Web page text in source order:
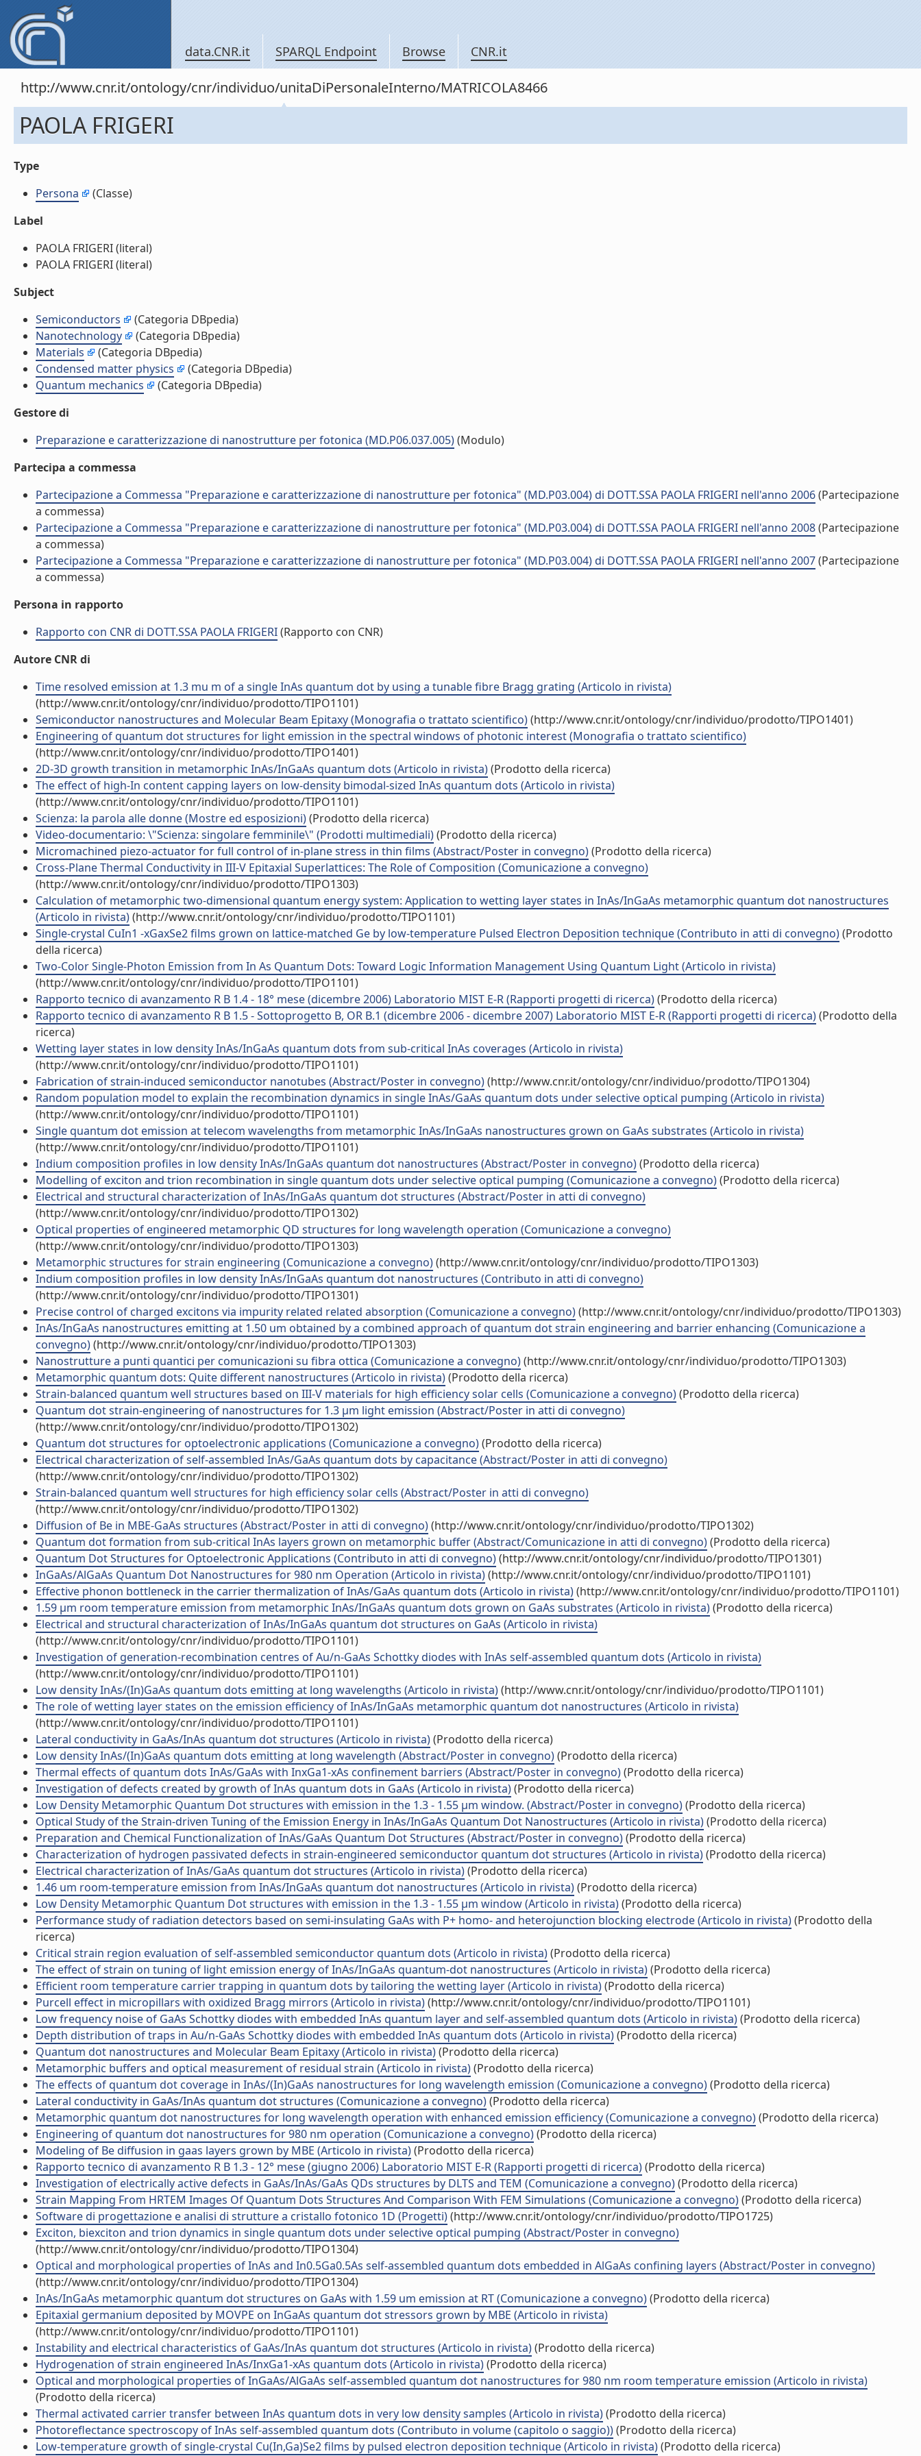
data.CNR.it SPARQL Endpoint Browse CNR.it
http://www.cnr.it/ontology/cnr/individuo/unitaDiPersonaleInterno/MATRICOLA8466
PAOLA FRIGERI
Type
Persona
(Classe)
Label
PAOLA FRIGERI (literal)
PAOLA FRIGERI (literal)
Subject
Semiconductors
(Categoria DBpedia)
Nanotechnology
(Categoria DBpedia)
Materials
(Categoria DBpedia)
Condensed matter physics
(Categoria DBpedia)
Quantum mechanics
(Categoria DBpedia)
Gestore di
Preparazione e caratterizzazione di nanostrutture per fotonica (MD.P06.037.005)(Modulo)
Partecipa a commessa
Partecipazione a Commessa "Preparazione e caratterizzazione di nanostrutture per fotonica" (MD.P03.004) di DOTT.SSA PAOLA FRIGERI nell'anno 2006(Partecipazione
a commessa)
Partecipazione a Commessa "Preparazione e caratterizzazione di nanostrutture per fotonica" (MD.P03.004) di DOTT.SSA PAOLA FRIGERI nell'anno 2008(Partecipazione
a commessa)
Partecipazione a Commessa "Preparazione e caratterizzazione di nanostrutture per fotonica" (MD.P03.004) di DOTT.SSA PAOLA FRIGERI nell'anno 2007(Partecipazione
a commessa)
Persona in rapporto
Rapporto con CNR di DOTT.SSA PAOLA FRIGERI(Rapporto con CNR)
Autore CNR di
Time resolved emission at 1.3 mu m of a single InAs quantum dot by using a tunable fibre Bragg grating (Articolo in rivista)
(http://www.cnr.it/ontology/cnr/individuo/prodotto/TIPO1101)
Semiconductor nanostructures and Molecular Beam Epitaxy (Monografia o trattato scientifico)(http://www.cnr.it/ontology/cnr/individuo/prodotto/TIPO1401)
Engineering of quantum dot structures for light emission in the spectral windows of photonic interest (Monografia o trattato scientifico)
(http://www.cnr.it/ontology/cnr/individuo/prodotto/TIPO1401)
2D-3D growth transition in metamorphic InAs/InGaAs quantum dots (Articolo in rivista)(Prodotto della ricerca)
The effect of high-In content capping layers on low-density bimodal-sized InAs quantum dots (Articolo in rivista)
(http://www.cnr.it/ontology/cnr/individuo/prodotto/TIPO1101)
Scienza: la parola alle donne (Mostre ed esposizioni)(Prodotto della ricerca)
Video-documentario: \"Scienza: singolare femminile\" (Prodotti multimediali)(Prodotto della ricerca)
Micromachined piezo-actuator for full control of in-plane stress in thin films (Abstract/Poster in convegno)(Prodotto della ricerca)
Cross-Plane Thermal Conductivity in III-V Epitaxial Superlattices: The Role of Composition (Comunicazione a convegno)
(http://www.cnr.it/ontology/cnr/individuo/prodotto/TIPO1303)
Calculation of metamorphic two-dimensional quantum energy system: Application to wetting layer states in InAs/InGaAs metamorphic quantum dot nanostructures
(Articolo in rivista)(http://www.cnr.it/ontology/cnr/individuo/prodotto/TIPO1101)
Single-crystal CuIn1 -xGaxSe2 films grown on lattice-matched Ge by low-temperature Pulsed Electron Deposition technique (Contributo in atti di convegno)(Prodotto
della ricerca)
Two-Color Single-Photon Emission from In As Quantum Dots: Toward Logic Information Management Using Quantum Light (Articolo in rivista)
(http://www.cnr.it/ontology/cnr/individuo/prodotto/TIPO1101)
Rapporto tecnico di avanzamento R B 1.4 - 18° mese (dicembre 2006) Laboratorio MIST E-R (Rapporti progetti di ricerca)(Prodotto della ricerca)
Rapporto tecnico di avanzamento R B 1.5 - Sottoprogetto B, OR B.1 (dicembre 2006 - dicembre 2007) Laboratorio MIST E-R (Rapporti progetti di ricerca)(Prodotto della
ricerca)
Wetting layer states in low density InAs/InGaAs quantum dots from sub-critical InAs coverages (Articolo in rivista)
(http://www.cnr.it/ontology/cnr/individuo/prodotto/TIPO1101)
Fabrication of strain-induced semiconductor nanotubes (Abstract/Poster in convegno)(http://www.cnr.it/ontology/cnr/individuo/prodotto/TIPO1304)
Random population model to explain the recombination dynamics in single InAs/GaAs quantum dots under selective optical pumping (Articolo in rivista)
(http://www.cnr.it/ontology/cnr/individuo/prodotto/TIPO1101)
Single quantum dot emission at telecom wavelengths from metamorphic InAs/InGaAs nanostructures grown on GaAs substrates (Articolo in rivista)
(http://www.cnr.it/ontology/cnr/individuo/prodotto/TIPO1101)
Indium composition profiles in low density InAs/InGaAs quantum dot nanostructures (Abstract/Poster in convegno)(Prodotto della ricerca)
Modelling of exciton and trion recombination in single quantum dots under selective optical pumping (Comunicazione a convegno)(Prodotto della ricerca)
Electrical and structural characterization of InAs/InGaAs quantum dot structures (Abstract/Poster in atti di convegno)
(http://www.cnr.it/ontology/cnr/individuo/prodotto/TIPO1302)
Optical properties of engineered metamorphic QD structures for long wavelength operation (Comunicazione a convegno)
(http://www.cnr.it/ontology/cnr/individuo/prodotto/TIPO1303)
Metamorphic structures for strain engineering (Comunicazione a convegno)(http://www.cnr.it/ontology/cnr/individuo/prodotto/TIPO1303)
Indium composition profiles in low density InAs/InGaAs quantum dot nanostructures (Contributo in atti di convegno)
(http://www.cnr.it/ontology/cnr/individuo/prodotto/TIPO1301)
Precise control of charged excitons via impurity related related absorption (Comunicazione a convegno)(http://www.cnr.it/ontology/cnr/individuo/prodotto/TIPO1303)
InAs/InGaAs nanostructures emitting at 1.50 um obtained by a combined approach of quantum dot strain engineering and barrier enhancing (Comunicazione a
convegno)(http://www.cnr.it/ontology/cnr/individuo/prodotto/TIPO1303)
Nanostrutture a punti quantici per comunicazioni su fibra ottica (Comunicazione a convegno)(http://www.cnr.it/ontology/cnr/individuo/prodotto/TIPO1303)
Metamorphic quantum dots: Quite different nanostructures (Articolo in rivista)(Prodotto della ricerca)
Strain-balanced quantum well structures based on III-V materials for high efficiency solar cells (Comunicazione a convegno)(Prodotto della ricerca)
Quantum dot strain-engineering of nanostructures for 1.3 µm light emission (Abstract/Poster in atti di convegno)
(http://www.cnr.it/ontology/cnr/individuo/prodotto/TIPO1302)
Quantum dot structures for optoelectronic applications (Comunicazione a convegno)(Prodotto della ricerca)
Electrical characterization of self-assembled InAs/GaAs quantum dots by capacitance (Abstract/Poster in atti di convegno)
(http://www.cnr.it/ontology/cnr/individuo/prodotto/TIPO1302)
Strain-balanced quantum well structures for high efficiency solar cells (Abstract/Poster in atti di convegno)
(http://www.cnr.it/ontology/cnr/individuo/prodotto/TIPO1302)
Diffusion of Be in MBE-GaAs structures (Abstract/Poster in atti di convegno)(http://www.cnr.it/ontology/cnr/individuo/prodotto/TIPO1302)
Quantum dot formation from sub-critical InAs layers grown on metamorphic buffer (Abstract/Comunicazione in atti di convegno)(Prodotto della ricerca)
Quantum Dot Structures for Optoelectronic Applications (Contributo in atti di convegno)(http://www.cnr.it/ontology/cnr/individuo/prodotto/TIPO1301)
InGaAs/AlGaAs Quantum Dot Nanostructures for 980 nm Operation (Articolo in rivista)(http://www.cnr.it/ontology/cnr/individuo/prodotto/TIPO1101)
Effective phonon bottleneck in the carrier thermalization of InAs/GaAs quantum dots (Articolo in rivista)(http://www.cnr.it/ontology/cnr/individuo/prodotto/TIPO1101)
1.59 µm room temperature emission from metamorphic InAs/InGaAs quantum dots grown on GaAs substrates (Articolo in rivista)(Prodotto della ricerca)
Electrical and structural characterization of InAs/InGaAs quantum dot structures on GaAs (Articolo in rivista)
(http://www.cnr.it/ontology/cnr/individuo/prodotto/TIPO1101)
Investigation of generation-recombination centres of Au/n-GaAs Schottky diodes with InAs self-assembled quantum dots (Articolo in rivista)
(http://www.cnr.it/ontology/cnr/individuo/prodotto/TIPO1101)
Low density InAs/(In)GaAs quantum dots emitting at long wavelengths (Articolo in rivista)(http://www.cnr.it/ontology/cnr/individuo/prodotto/TIPO1101)
The role of wetting layer states on the emission efficiency of InAs/InGaAs metamorphic quantum dot nanostructures (Articolo in rivista)
(http://www.cnr.it/ontology/cnr/individuo/prodotto/TIPO1101)
Lateral conductivity in GaAs/InAs quantum dot structures (Articolo in rivista)(Prodotto della ricerca)
Low density InAs/(In)GaAs quantum dots emitting at long wavelength (Abstract/Poster in convegno)(Prodotto della ricerca)
Thermal effects of quantum dots InAs/GaAs with InxGa1-xAs confinement barriers (Abstract/Poster in convegno)(Prodotto della ricerca)
Investigation of defects created by growth of InAs quantum dots in GaAs (Articolo in rivista)(Prodotto della ricerca)
Low Density Metamorphic Quantum Dot structures with emission in the 1.3 - 1.55 µm window. (Abstract/Poster in convegno)(Prodotto della ricerca)
Optical Study of the Strain-driven Tuning of the Emission Energy in InAs/InGaAs Quantum Dot Nanostructures (Articolo in rivista)(Prodotto della ricerca)
Preparation and Chemical Functionalization of InAs/GaAs Quantum Dot Structures (Abstract/Poster in convegno)(Prodotto della ricerca)
Characterization of hydrogen passivated defects in strain-engineered semiconductor quantum dot structures (Articolo in rivista)(Prodotto della ricerca)
Electrical characterization of InAs/GaAs quantum dot structures (Articolo in rivista)(Prodotto della ricerca)
1.46 um room-temperature emission from InAs/InGaAs quantum dot nanostructures (Articolo in rivista)(Prodotto della ricerca)
Low Density Metamorphic Quantum Dot structures with emission in the 1.3 - 1.55 µm window (Articolo in rivista)(Prodotto della ricerca)
Performance study of radiation detectors based on semi-insulating GaAs with P+ homo- and heterojunction blocking electrode (Articolo in rivista)(Prodotto della
ricerca)
Critical strain region evaluation of self-assembled semiconductor quantum dots (Articolo in rivista)(Prodotto della ricerca)
The effect of strain on tuning of light emission energy of InAs/InGaAs quantum-dot nanostructures (Articolo in rivista)(Prodotto della ricerca)
Efficient room temperature carrier trapping in quantum dots by tailoring the wetting layer (Articolo in rivista)(Prodotto della ricerca)
Purcell effect in micropillars with oxidized Bragg mirrors (Articolo in rivista)(http://www.cnr.it/ontology/cnr/individuo/prodotto/TIPO1101)
Low frequency noise of GaAs Schottky diodes with embedded InAs quantum layer and self-assembled quantum dots (Articolo in rivista)(Prodotto della ricerca)
Depth distribution of traps in Au/n-GaAs Schottky diodes with embedded InAs quantum dots (Articolo in rivista)(Prodotto della ricerca)
Quantum dot nanostructures and Molecular Beam Epitaxy (Articolo in rivista)(Prodotto della ricerca)
Metamorphic buffers and optical measurement of residual strain (Articolo in rivista)(Prodotto della ricerca)
The effects of quantum dot coverage in InAs/(In)GaAs nanostructures for long wavelength emission (Comunicazione a convegno)(Prodotto della ricerca)
Lateral conductivity in GaAs/InAs quantum dot structures (Comunicazione a convegno)(Prodotto della ricerca)
Metamorphic quantum dot nanostructures for long wavelength operation with enhanced emission efficiency (Comunicazione a convegno)(Prodotto della ricerca)
Engineering of quantum dot nanostructures for 980 nm operation (Comunicazione a convegno)(Prodotto della ricerca)
Modeling of Be diffusion in gaas layers grown by MBE (Articolo in rivista)(Prodotto della ricerca)
Rapporto tecnico di avanzamento R B 1.3 - 12° mese (giugno 2006) Laboratorio MIST E-R (Rapporti progetti di ricerca)(Prodotto della ricerca)
Investigation of electrically active defects in GaAs/InAs/GaAs QDs structures by DLTS and TEM (Comunicazione a convegno)(Prodotto della ricerca)
Strain Mapping From HRTEM Images Of Quantum Dots Structures And Comparison With FEM Simulations (Comunicazione a convegno)(Prodotto della ricerca)
Software di progettazione e analisi di strutture a cristallo fotonico 1D (Progetti)(http://www.cnr.it/ontology/cnr/individuo/prodotto/TIPO1725)
Exciton, biexciton and trion dynamics in single quantum dots under selective optical pumping (Abstract/Poster in convegno)
(http://www.cnr.it/ontology/cnr/individuo/prodotto/TIPO1304)
Optical and morphological properties of InAs and In0.5Ga0.5As self-assembled quantum dots embedded in AlGaAs confining layers (Abstract/Poster in convegno)
(http://www.cnr.it/ontology/cnr/individuo/prodotto/TIPO1304)
InAs/InGaAs metamorphic quantum dot structures on GaAs with 1.59 um emission at RT (Comunicazione a convegno)(Prodotto della ricerca)
Epitaxial germanium deposited by MOVPE on InGaAs quantum dot stressors grown by MBE (Articolo in rivista)
(http://www.cnr.it/ontology/cnr/individuo/prodotto/TIPO1101)
Instability and electrical characteristics of GaAs/InAs quantum dot structures (Articolo in rivista)(Prodotto della ricerca)
Hydrogenation of strain engineered InAs/InxGa1-xAs quantum dots (Articolo in rivista)(Prodotto della ricerca)
Optical and morphological properties of InGaAs/AlGaAs self-assembled quantum dot nanostructures for 980 nm room temperature emission (Articolo in rivista)
(Prodotto della ricerca)
Thermal activated carrier transfer between InAs quantum dots in very low density samples (Articolo in rivista)(Prodotto della ricerca)
Photoreflectance spectroscopy of InAs self-assembled quantum dots (Contributo in volume (capitolo o saggio))(Prodotto della ricerca)
Low-temperature growth of single-crystal Cu(In,Ga)Se2 films by pulsed electron deposition technique (Articolo in rivista)(Prodotto della ricerca)